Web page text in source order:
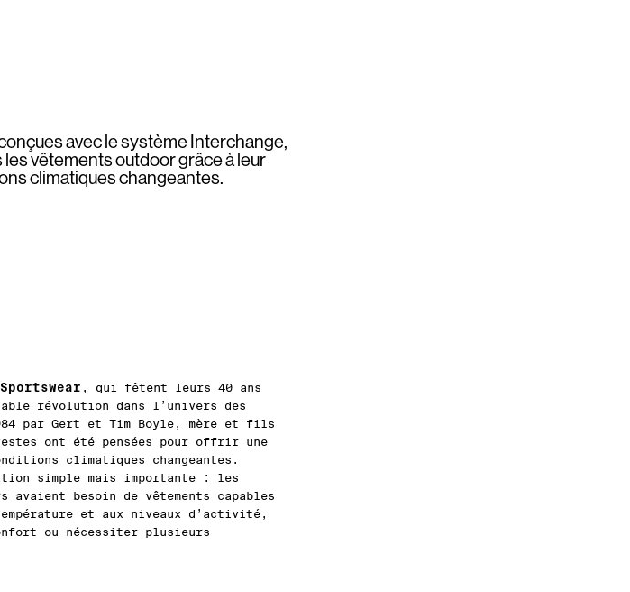
avec le système Interchange,
vêtements outdoor grâce à leur
climatiques changeantes.
, qui fêtent leurs 40 ans
révolution dans l’univers des
par Gert et Tim Boyle, mère et fils
ont été pensées pour offrir une
climatiques changeantes.
simple mais importante : les
besoin de vêtements capables
et aux niveaux d’activité,
ou nécessiter plusieurs